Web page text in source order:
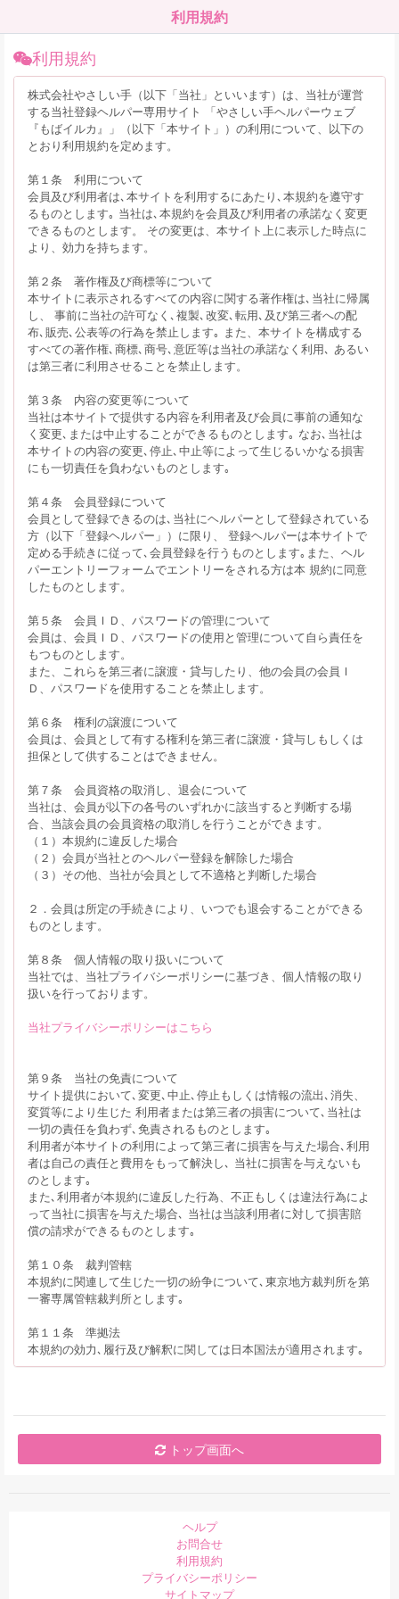
利用規約
利用規約
株式会社やさしい手（以下「当社」といいます）は、当社が運営
する当社登録ヘルパー専用サイト 「やさしい手ヘルパーウェブ
『もばイルカ』」（以下「本サイト」）の利用について、以下の
とおり利用規約を定めます。
第１条 利用について
会員及び利用者は､本サイトを利用するにあたり､本規約を遵守す
るものとします｡ 当社は､本規約を会員及び利用者の承諾なく変更
できるものとします。 その変更は、本サイト上に表示した時点に
より、効力を持ちます。
第２条 著作権及び商標等について
本サイトに表示されるすべての内容に関する著作権は､当社に帰属
し、 事前に当社の許可なく､複製､改変､転用､及び第三者への配
布､販売､公表等の行為を禁止します｡ また、本サイトを構成する
すべての著作権､商標､商号､意匠等は当社の承諾なく利用､ あるい
は第三者に利用させることを禁止します。
第３条 内容の変更等について
当社は本サイトで提供する内容を利用者及び会員に事前の通知な
く変更､または中止することができるものとします｡ なお､当社は
本サイトの内容の変更､停止､中止等によって生じるいかなる損害
にも一切責任を負わないものとします｡
第４条 会員登録について
会員として登録できるのは､当社にヘルパーとして登録されている
方（以下「登録ヘルパー」）に限り、 登録ヘルパーは本サイトで
定める手続きに従って､会員登録を行うものとします｡また、ヘル
パーエントリーフォームでエントリーをされる方は本 規約に同意
したものとします。
第５条 会員ＩＤ、パスワードの管理について
会員は、会員ＩＤ、パスワードの使用と管理について自ら責任を
もつものとします。
また、これらを第三者に譲渡・貸与したり、他の会員の会員Ｉ
Ｄ、パスワードを使用することを禁止します。
第６条 権利の譲渡について
会員は、会員として有する権利を第三者に譲渡・貸与しもしくは
担保として供することはできません。
第７条 会員資格の取消し、退会について
当社は、会員が以下の各号のいずれかに該当すると判断する場
合、当該会員の会員資格の取消しを行うことができます。
（１）本規約に違反した場合
（２）会員が当社とのヘルパー登録を解除した場合
（３）その他、当社が会員として不適格と判断した場合
２．会員は所定の手続きにより、いつでも退会することができる
ものとします。
第８条 個人情報の取り扱いについて
当社では、当社プライバシーポリシーに基づき、個人情報の取り
扱いを行っております。
当社プライバシーポリシーはこちら
第９条 当社の免責について
サイト提供において､変更､中止､停止もしくは情報の流出､消失、
変質等により生じた 利用者または第三者の損害について､当社は
一切の責任を負わず､免責されるものとします｡
利用者が本サイトの利用によって第三者に損害を与えた場合､利用
者は自己の責任と費用をもって解決し､ 当社に損害を与えないも
のとします｡
また､利用者が本規約に違反した行為、不正もしくは違法行為によ
って当社に損害を与えた場合､ 当社は当該利用者に対して損害賠
償の請求ができるものとします｡
第１０条 裁判管轄
本規約に関連して生じた一切の紛争について､東京地方裁判所を第
一審専属管轄裁判所とします｡
第１１条 準拠法
本規約の効力､履行及び解釈に関しては日本国法が適用されます｡
トップ画面へ
ヘルプ
お問合せ
利用規約
プライバシーポリシー
サイトマップ